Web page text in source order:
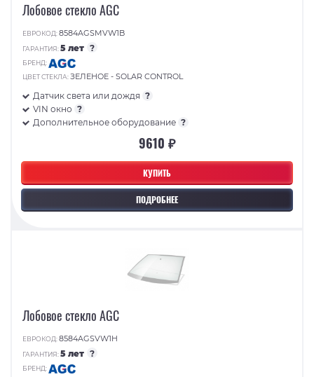
КУПИТЬ
ПОДРОБНЕЕ
Лобовое стекло AGC
ЕВРОКОД:8584AGSMVW1B
ГАРАНТИЯ:5 лет ?
БРЕНД:
ЦВЕТ СТЕКЛА:ЗЕЛЕНОЕ - SOLAR CONTROL
Датчик света или дождя ?
VIN окно ?
Дополнительное оборудование ?
9610 ₽
Лобовое стекло AGC
ЕВРОКОД:8584AGSVW1H
ГАРАНТИЯ:5 лет ?
БРЕНД: